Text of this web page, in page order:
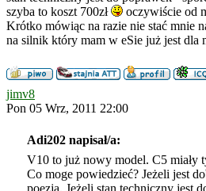
szyba to koszt 700zł
oczywiście od
Krótko mówiąc na razie nie stać mnie
na silnik który mam w eSie już jest dla
jimv8
Pon 05 Wrz, 2011 22:00
Adi202 napisał/a:
V10 to już nowy model. C5
Co moge powiedzieć? Jeżeli jest
poezja. Jeżeli stan techniczny jest